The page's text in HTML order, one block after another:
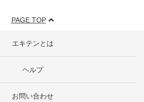
PAGE TOP
エキテンとは
ヘルプ
お問い合わせ